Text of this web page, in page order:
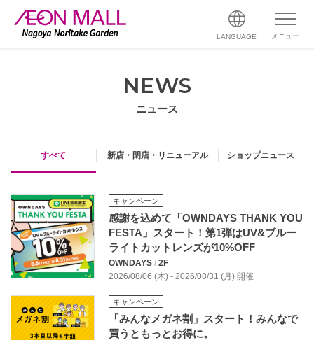
LANGUAGE メニュー
NEWS
ニュース
すべて 新店・閉店・リニューアル ショップニュース
キャンペーン
感謝を込めて「OWNDAYS THANK YOU
FESTA」スタート！第1弾はUV&ブルー
ライトカットレンズが10%OFF
OWNDAYS / 2F
2026/08/06 (木) - 2026/08/31 (月) 開催
キャンペーン
「みんなメガネ割」スタート！みんなで
買うともっとお得に。